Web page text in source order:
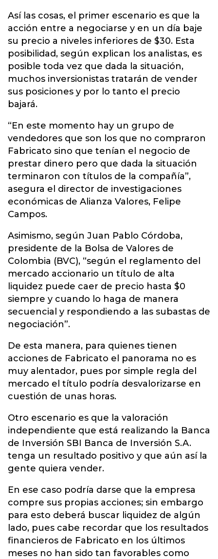
Así las cosas, el primer escenario es que la
acción entre a negociarse y en un día baje
su precio a niveles inferiores de $30. Esta
posibilidad, según explican los analistas, es
posible toda vez que dada la situación,
muchos inversionistas tratarán de vender
sus posiciones y por lo tanto el precio
bajará.
“En este momento hay un grupo de
vendedores que son los que no compraron
Fabricato sino que tenían el negocio de
prestar dinero pero que dada la situación
terminaron con títulos de la compañía”,
asegura el director de investigaciones
económicas de Alianza Valores, Felipe
Campos.
Asimismo, según Juan Pablo Córdoba,
presidente de la Bolsa de Valores de
Colombia (BVC), “según el reglamento del
mercado accionario un título de alta
liquidez puede caer de precio hasta $0
siempre y cuando lo haga de manera
secuencial y respondiendo a las subastas de
negociación”.
De esta manera, para quienes tienen
acciones de Fabricato el panorama no es
muy alentador, pues por simple regla del
mercado el título podría desvalorizarse en
cuestión de unas horas.
Otro escenario es que la valoración
independiente que está realizando la Banca
de Inversión SBI Banca de Inversión S.A.
tenga un resultado positivo y que aún así la
gente quiera vender.
En ese caso podría darse que la empresa
compre sus propias acciones; sin embargo
para esto deberá buscar liquidez de algún
lado, pues cabe recordar que los resultados
financieros de Fabricato en los últimos
meses no han sido tan favorables como